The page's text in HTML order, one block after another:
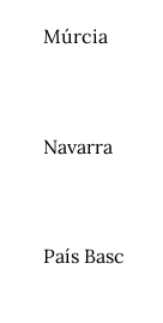
Múrcia
Navarra
País Basc